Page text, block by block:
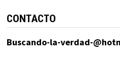
CONTACTO
Buscando-la-verdad-